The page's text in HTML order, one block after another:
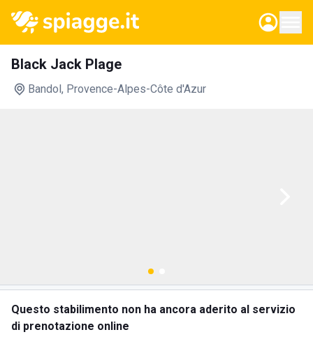
Black Jack Plage
Bandol, Provence-Alpes-Côte d'Azur
Questo stabilimento non ha ancora aderito al servizio
di prenotazione online